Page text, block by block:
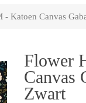
- Katoen Canvas
Flower
Canvas
Zwart